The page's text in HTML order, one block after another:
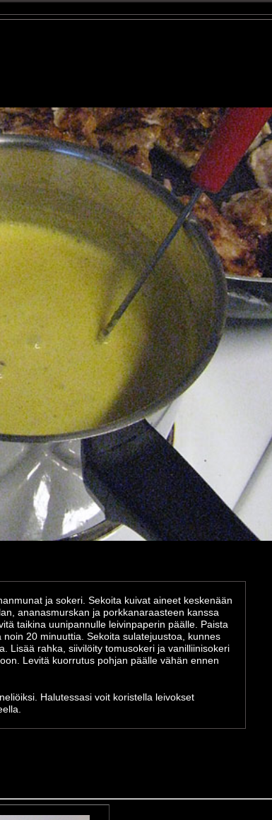
ja sokeri. Sekoita kuivat aineet keskenään
ananasmurskan ja porkkanaraasteen kanssa
taikina uunipannulle leivinpaperin päälle. Paista
noin 20 minuuttia. Sekoita sulatejuustoa, kunnes
Lisää rahka, siivilöity tomusokeri ja vanilliinisokeri
Levitä kuorrutus pohjan päälle vähän ennen
Halutessasi voit koristella leivokset